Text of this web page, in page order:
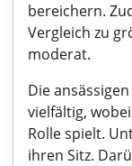
bereichern.
Vergleich zu
moderat.
Die
vielfältig,
Rolle spielt.
ihren Sitz.